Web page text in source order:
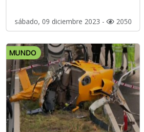
sábado, 09 diciembre 2023 - 2050
MUNDO